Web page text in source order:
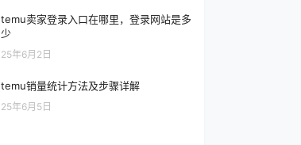
temu卖家登录入口在哪里，登录网站是多
少
25年6月2日
temu销量统计方法及步骤详解
25年6月5日